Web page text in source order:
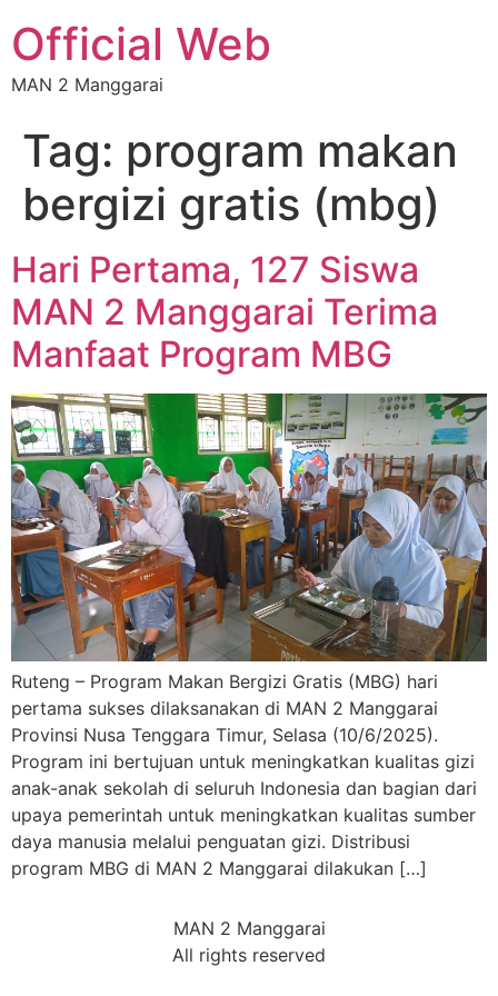
Official Web
MAN 2 Manggarai
Tag: program makan
bergizi gratis (mbg)
Hari Pertama, 127 Siswa
MAN 2 Manggarai Terima
Manfaat Program MBG
Ruteng – Program Makan Bergizi Gratis (MBG) hari
pertama sukses dilaksanakan di MAN 2 Manggarai
Provinsi Nusa Tenggara Timur, Selasa (10/6/2025).
Program ini bertujuan untuk meningkatkan kualitas gizi
anak-anak sekolah di seluruh Indonesia dan bagian dari
upaya pemerintah untuk meningkatkan kualitas sumber
daya manusia melalui penguatan gizi. Distribusi
program MBG di MAN 2 Manggarai dilakukan […]
MAN 2 Manggarai
All rights reserved